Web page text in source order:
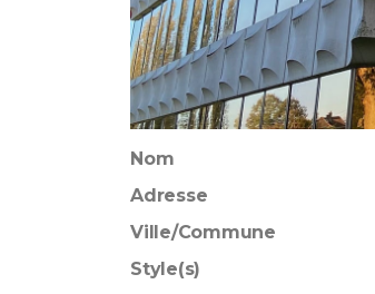
Nom
Adresse
Ville/Commune
Style(s)